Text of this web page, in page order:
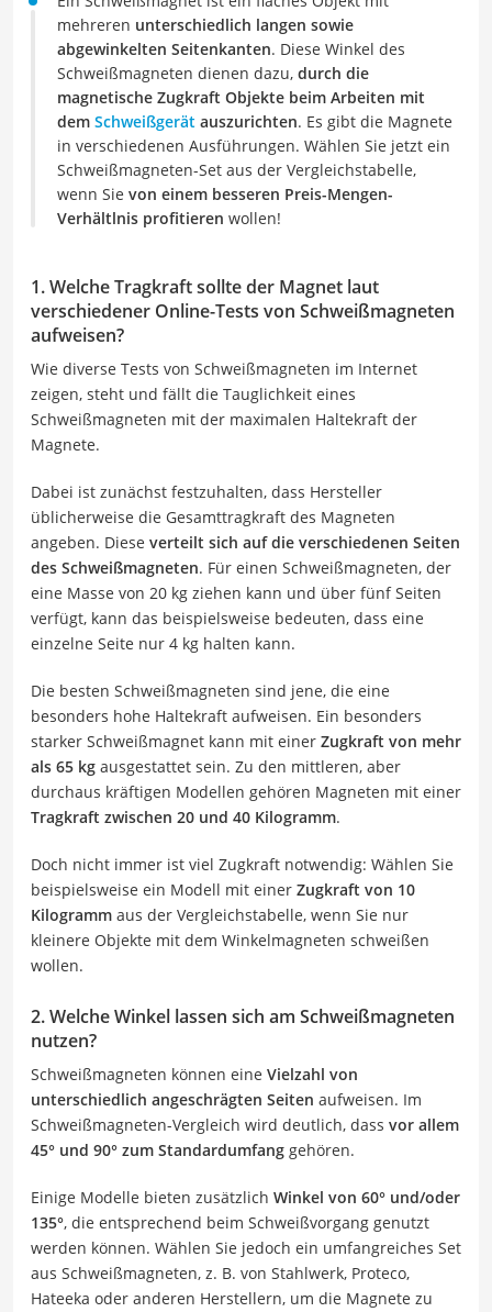
mehreren unterschiedlich langen sowie
abgewinkelten Seitenkanten. Diese Winkel des
Schweißmagneten dienen dazu, durch die
magnetische Zugkraft Objekte beim Arbeiten mit
dem Schweißgerät auszurichten. Es gibt die Magnete
in verschiedenen Ausführungen. Wählen Sie jetzt ein
Schweißmagneten-Set aus der Vergleichstabelle,
wenn Sie von einem besseren Preis-Mengen-
Verhältlnis profitieren wollen!
1. Welche Tragkraft sollte der Magnet laut
verschiedener Online-Tests von Schweißmagneten
aufweisen?
Wie diverse Tests von Schweißmagneten im Internet
zeigen, steht und fällt die Tauglichkeit eines
Schweißmagneten mit der maximalen Haltekraft der
Magnete.
Dabei ist zunächst festzuhalten, dass Hersteller
üblicherweise die Gesamttragkraft des Magneten
angeben. Diese verteilt sich auf die verschiedenen Seiten
des Schweißmagneten. Für einen Schweißmagneten, der
eine Masse von 20 kg ziehen kann und über fünf Seiten
verfügt, kann das beispielsweise bedeuten, dass eine
einzelne Seite nur 4 kg halten kann.
Die besten Schweißmagneten sind jene, die eine
besonders hohe Haltekraft aufweisen. Ein besonders
starker Schweißmagnet kann mit einer Zugkraft von mehr
als 65 kg ausgestattet sein. Zu den mittleren, aber
durchaus kräftigen Modellen gehören Magneten mit einer
Tragkraft zwischen 20 und 40 Kilogramm.
Doch nicht immer ist viel Zugkraft notwendig: Wählen Sie
beispielsweise ein Modell mit einer Zugkraft von 10
Kilogramm aus der Vergleichstabelle, wenn Sie nur
kleinere Objekte mit dem Winkelmagneten schweißen
wollen.
2. Welche Winkel lassen sich am Schweißmagneten
nutzen?
Schweißmagneten können eine Vielzahl von
unterschiedlich angeschrägten Seiten aufweisen. Im
Schweißmagneten-Vergleich wird deutlich, dass vor allem
45° und 90° zum Standardumfang gehören.
Einige Modelle bieten zusätzlich Winkel von 60° und/oder
135°, die entsprechend beim Schweißvorgang genutzt
werden können. Wählen Sie jedoch ein umfangreiches Set
aus Schweißmagneten, z. B. von Stahlwerk, Proteco,
Hateeka oder anderen Herstellern, um die Magnete zu